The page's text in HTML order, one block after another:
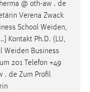
@ oth-aw . de
Verena Zwack
School Weiden,
Kontakt Ph.D. (LU,
Weiden Business
201 Telefon +49
. de Zum Profil